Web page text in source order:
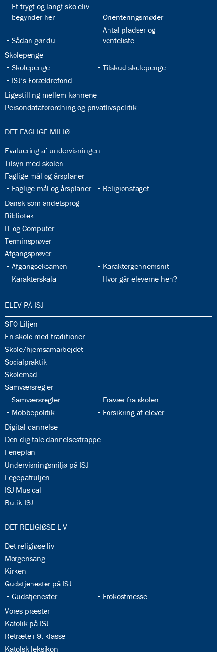
32.28:
Et trygt og langt skoleliv
begynder her
32.29:
Orienteringsmøder
32.30:
Sådan gør du
32.31:
Antal pladser og
venteliste
32.32:
Skolepenge
32.33:
Skolepenge 32.34:
Tilskud skolepenge
32.35:
ISJ’s Forældrefond
32.36:
Ligestilling mellem kønnene
32.37:
Persondataforordning og privatlivspolitik
33.0:
DET FAGLIGE MILJØ
33.1:
Evaluering af undervisningen
33.2:
Tilsyn med skolen
33.3:
Faglige mål og årsplaner
33.4:
Faglige mål og årsplaner 33.5:
Religionsfaget
33.6:
Dansk som andetsprog
33.7:
Bibliotek
33.8:
IT og Computer
33.9:
Terminsprøver
33.10:
Afgangsprøver
33.11:
Afgangseksamen 33.12:
Karaktergennemsnit
33.13:
Karakterskala 33.14:
Hvor går eleverne hen?
34.0:
ELEV PÅ ISJ
34.1:
SFO Liljen
34.2:
En skole med traditioner
34.3:
Skole/hjemsamarbejdet
34.4:
Socialpraktik
34.5:
Skolemad
34.6:
Samværsregler
34.7:
Samværsregler 34.8:
Fravær fra skolen
34.9:
Mobbepolitik 34.10:
Forsikring af elever
34.11:
Digital dannelse
34.12:
Den digitale dannelsestrappe
34.13:
Ferieplan
34.14:
Undervisningsmiljø på ISJ
34.15:
Legepatruljen
34.16:
ISJ Musical
34.17:
Butik ISJ
35.0:
DET RELIGIØSE LIV
35.1:
Det religiøse liv
35.2:
Morgensang
35.3:
Kirken
35.4:
Gudstjenester på ISJ
35.5:
Gudstjenester 35.6:
Frokostmesse
35.7:
Vores præster
35.8:
Katolik på ISJ
35.9:
Retræte i 9. klasse
35.10:
Katolsk leksikon